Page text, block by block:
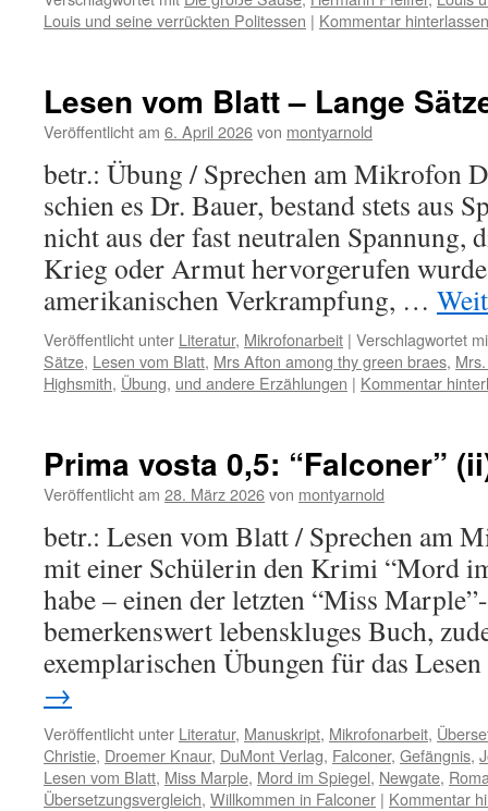
Louis und seine verrückten Politessen | Kommentar hinterlassen
Lesen vom Blatt – Lange
Veröffentlicht am 6. April 2026von montyarnold
betr.: Übung / Sprechen am Mikrofon
schien es Dr. Bauer, bestand stets aus
nicht aus der fast neutralen Spannung,
Krieg oder Armut hervorgerufen
amerikanischen Verkrampfung, …
Veröffentlicht unter Literatur, Mikrofonarbeit | Verschlagwortet
Sätze, Lesen vom Blatt, Mrs Afton among thy green braes,
Highsmith, Übung, und andere Erzählungen | Kommentar
Prima vosta 0,5: “Falconer”
Veröffentlicht am 28. März 2026von montyarnold
betr.: Lesen vom Blatt / Sprechen am
mit einer Schülerin den Krimi “Mord
habe – einen der letzten “Miss
bemerkenswert lebenskluges Buch,
exemplarischen Übungen für das
→
Veröffentlicht unter Literatur, Manuskript, Mikrofonarbeit,
Christie, Droemer Knaur, DuMont Verlag, Falconer, Gefängnis,
Lesen vom Blatt, Miss Marple, Mord im Spiegel, Newgate,
Übersetzungsvergleich, Willkommen in Falconer | Kommentar